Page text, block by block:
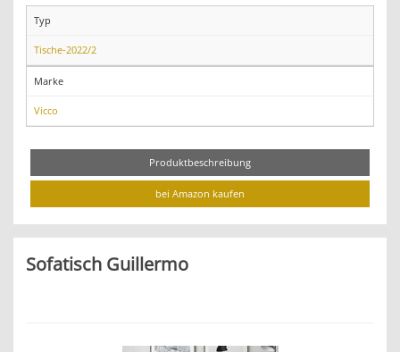
Typ
Tische-2022/2
Marke
Vicco
Produktbeschreibung
bei Amazon kaufen
Sofatisch Guillermo